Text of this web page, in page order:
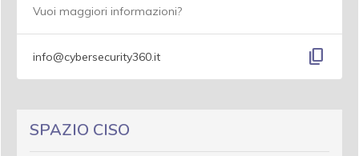
Vuoi maggiori informazioni?
info@cybersecurity360.it content_copy
SPAZIO CISO